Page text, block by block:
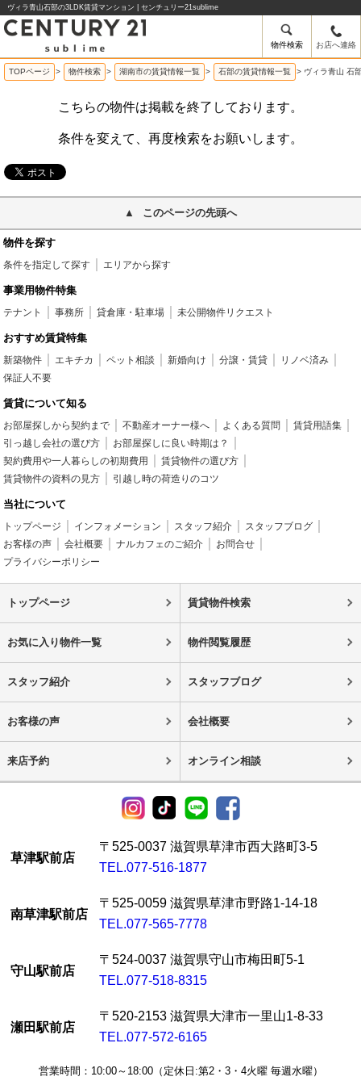
ヴィラ青山石部の3LDK賃貸マンション | センチュリー21sublime
物件検索 お店へ連絡
TOPページ > 物件検索 > 湖南市の賃貸情報一覧 > 石部の賃貸情報一覧 > ヴィラ青山 石
こちらの物件は掲載を終了しております。
条件を変えて、再度検索をお願いします。
このページの先頭へ
物件を探す
条件を指定して探す エリアから探す
事業用物件特集
テナント 事務所 貸倉庫・駐車場 未公開物件リクエスト
おすすめ賃貸特集
新築物件 エキチカ ペット相談 新婚向け 分譲・賃貸
リノベ済み
保証人不要
賃貸について知る
お部屋探しから契約まで 不動産オーナー様へ よくある質問
賃貸用語集
引っ越し会社の選び方
お部屋探しに良い時期は？
契約費用や一人暮らしの初期費用
賃貸物件の選び方
賃貸物件の資料の見方
引越し時の荷造りのコツ
当社について
トップページ インフォメーション スタッフ紹介
スタッフブログ
お客様の声
会社概要 ナルカフェのご紹介
お問合せ
プライバシーポリシー
トップページ 賃貸物件検索
お気に入り物件一覧 物件閲覧履歴
スタッフ紹介 スタッフブログ
お客様の声 会社概要
来店予約 オンライン相談
草津駅前店
〒525-0037 滋賀県草津市西大路町3-5
TEL.077-516-1877
南草津駅前店
〒525-0059 滋賀県草津市野路1-14-18
TEL.077-565-7778
守山駅前店
〒524-0037 滋賀県守山市梅田町5-1
TEL.077-518-8315
瀬田駅前店
〒520-2153 滋賀県大津市一里山1-8-33
TEL.077-572-6165
営業時間：10:00～18:00（定休日:第2・3・4火曜 毎週水曜）